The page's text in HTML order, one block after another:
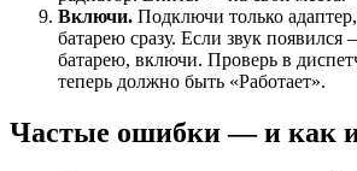
Включи. Подключи только
батарею сразу. Если звук
батарею, включи. Проверь в
теперь должно быть «Работает».
Частые ошибки — и как